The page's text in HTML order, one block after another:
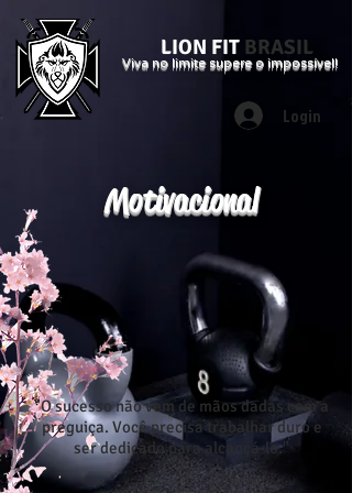
LION FIT BRASIL
Viva no limite supere o impossível!
Login
Motivacional
"O sucesso não vem de mãos dadas com a
preguiça. Você precisa trabalhar duro e
ser dedicado para alcançá-lo."